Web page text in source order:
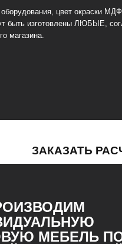
цвет окраски
быть изготовлены ЛЮБЫЕ,
магазина.
ЗАКАЗАТЬ
МЕБЕЛЬ